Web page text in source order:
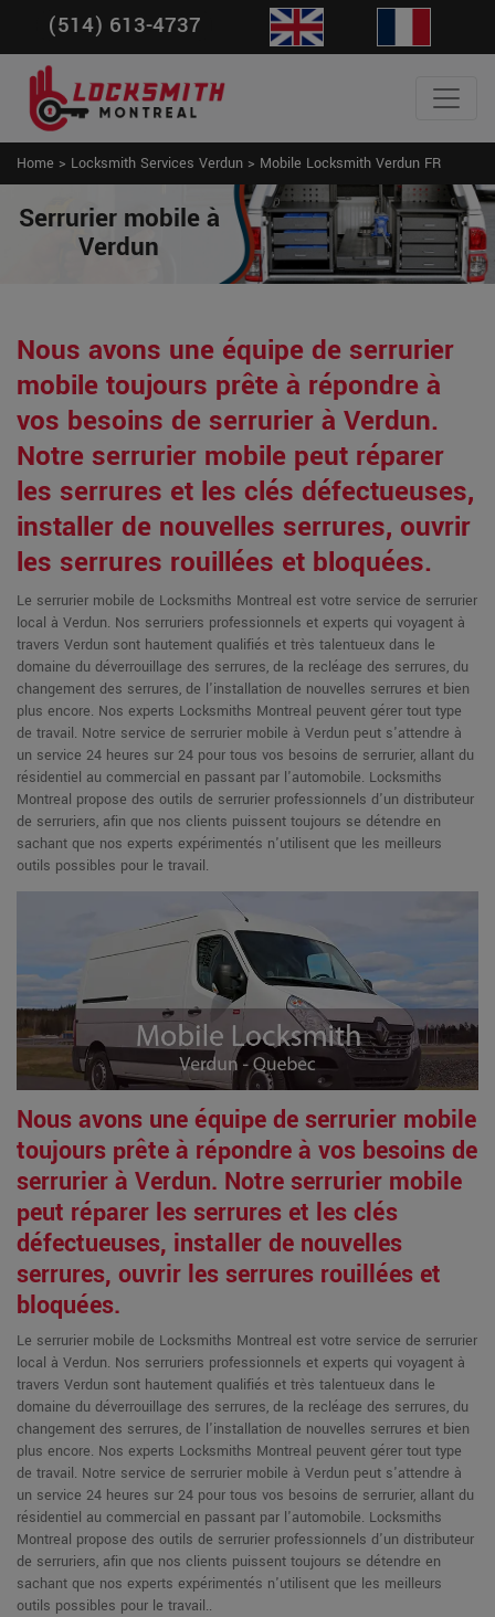
(514) 613-4737
Home > Locksmith Services Verdun > Mobile Locksmith Verdun FR
Serrurier mobile à
Verdun
Nous avons une équipe de serrurier
mobile toujours prête à répondre à
vos besoins de serrurier à Verdun.
Notre serrurier mobile peut réparer
les serrures et les clés défectueuses,
installer de nouvelles serrures, ouvrir
les serrures rouillées et bloquées.
Le serrurier mobile de Locksmiths Montreal est votre service de serrurier
local à Verdun. Nos serruriers professionnels et experts qui voyagent à
travers Verdun sont hautement qualifiés et très talentueux dans le
domaine du déverrouillage des serrures, de la recléage des serrures, du
changement des serrures, de l'installation de nouvelles serrures et bien
plus encore. Nos experts Locksmiths Montreal peuvent gérer tout type
de travail. Notre service de serrurier mobile à Verdun peut s'attendre à
un service 24 heures sur 24 pour tous vos besoins de serrurier, allant du
résidentiel au commercial en passant par l'automobile. Locksmiths
Montreal propose des outils de serrurier professionnels d'un distributeur
de serruriers, afin que nos clients puissent toujours se détendre en
sachant que nos experts expérimentés n'utilisent que les meilleurs
outils possibles pour le travail.
Nous avons une équipe de serrurier mobile
toujours prête à répondre à vos besoins de
serrurier à Verdun. Notre serrurier mobile
peut réparer les serrures et les clés
défectueuses, installer de nouvelles
serrures, ouvrir les serrures rouillées et
bloquées.
Le serrurier mobile de Locksmiths Montreal est votre service de serrurier
local à Verdun. Nos serruriers professionnels et experts qui voyagent à
travers Verdun sont hautement qualifiés et très talentueux dans le
domaine du déverrouillage des serrures, de la recléage des serrures, du
changement des serrures, de l'installation de nouvelles serrures et bien
plus encore. Nos experts Locksmiths Montreal peuvent gérer tout type
de travail. Notre service de serrurier mobile à Verdun peut s'attendre à
un service 24 heures sur 24 pour tous vos besoins de serrurier, allant du
résidentiel au commercial en passant par l'automobile. Locksmiths
Montreal propose des outils de serrurier professionnels d'un distributeur
de serruriers, afin que nos clients puissent toujours se détendre en
sachant que nos experts expérimentés n'utilisent que les meilleurs
outils possibles pour le travail..